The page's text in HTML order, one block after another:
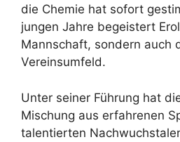
die Chemie hat sofort
jungen Jahre begeistert
Mannschaft, sondern auch
Vereinsumfeld.
Unter seiner Führung hat
Mischung aus erfahrenen
talentierten